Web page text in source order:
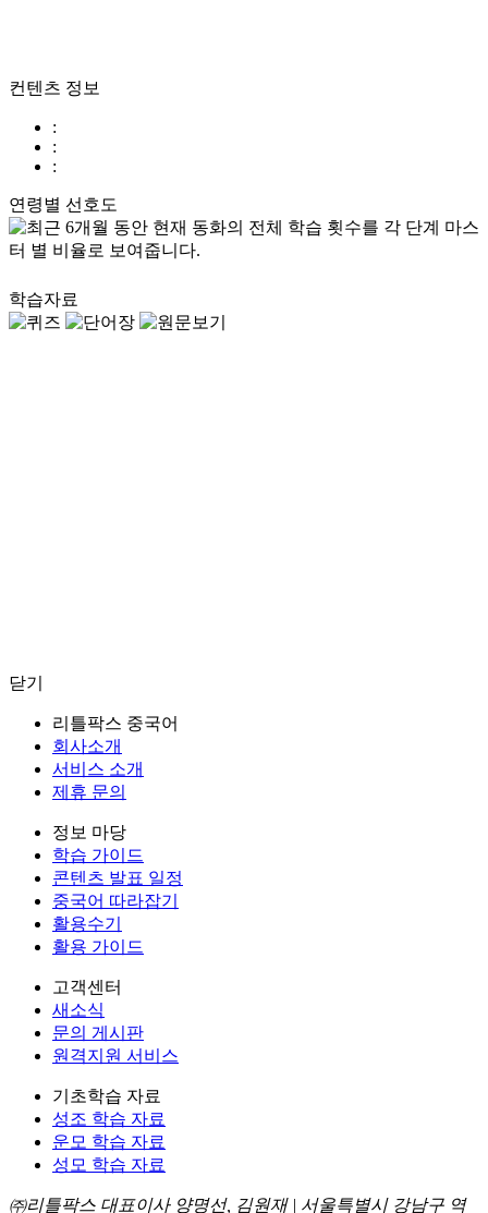
컨텐츠 정보
:
:
:
연령별 선호도
학습자료
닫기
리틀팍스 중국어
회사소개
서비스 소개
제휴 문의
정보 마당
학습 가이드
콘텐츠 발표 일정
중국어 따라잡기
활용수기
활용 가이드
고객센터
새소식
문의 게시판
원격지원 서비스
기초학습 자료
성조 학습 자료
운모 학습 자료
성모 학습 자료
㈜리틀팍스 대표이사 양명선, 김원재 | 서울특별시 강남구 역